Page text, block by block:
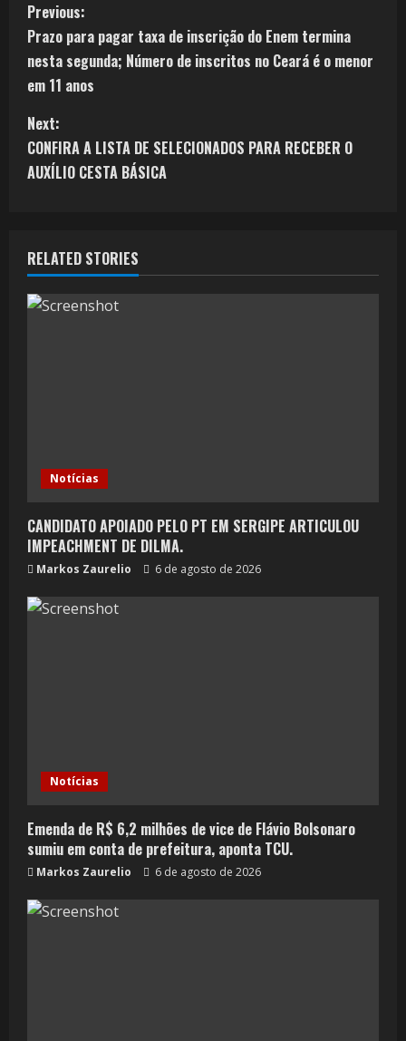
Previous:
Prazo para pagar taxa de inscrição do Enem termina
nesta segunda; Número de inscritos no Ceará é o menor
em 11 anos
Next:
CONFIRA A LISTA DE SELECIONADOS PARA RECEBER O
AUXÍLIO CESTA BÁSICA
RELATED STORIES
Notícias
CANDIDATO APOIADO PELO PT EM SERGIPE ARTICULOU
IMPEACHMENT DE DILMA.
Markos Zaurelio 6 de agosto de 2026
Notícias
Emenda de R$ 6,2 milhões de vice de Flávio Bolsonaro
sumiu em conta de prefeitura, aponta TCU.
Markos Zaurelio 6 de agosto de 2026